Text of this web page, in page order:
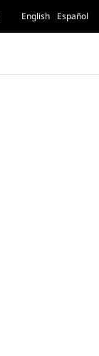
English Español